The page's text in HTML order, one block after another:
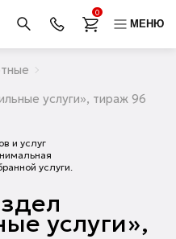
0
МЕНЮ
услуги», тираж 96
и услуг
услуги.
услуги»,